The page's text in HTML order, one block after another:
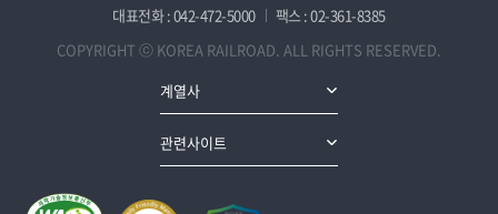
대표전화 : 042-472-5000
팩스 : 02-361-8385
COPYRIGHT ⓒ KOREA RAILROAD. ALL RIGHTS RESERVED.
계열사
관련사이트